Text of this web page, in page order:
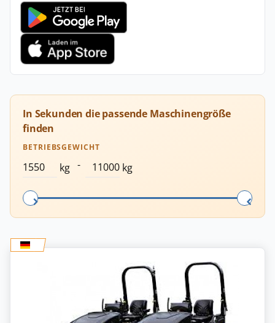
In Sekunden die passende Maschinengröße
finden
BETRIEBSGEWICHT
kg - kg